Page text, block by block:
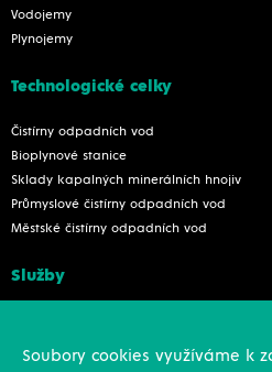
Vodojemy
Plynojemy
Technologické celky
Čistírny odpadních vod
Bioplynové stanice
Sklady kapalných minerálních hnojiv
Průmyslové čistírny odpadních vod
Městské čistírny odpadních vod
Služby
Soubory cookies využíváme k